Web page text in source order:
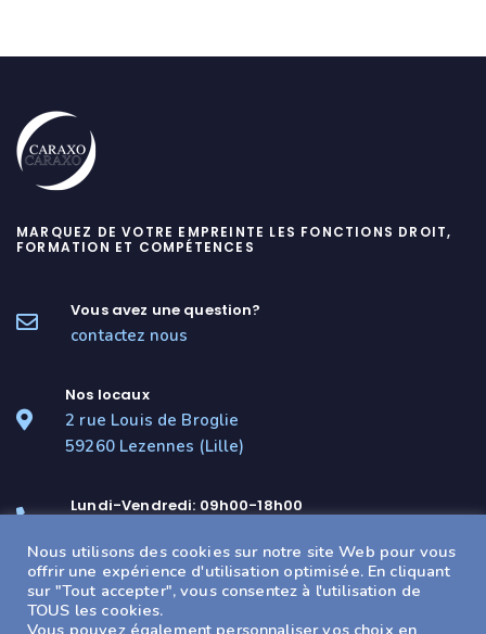
MARQUEZ DE VOTRE EMPREINTE LES FONCTIONS DROIT,
FORMATION ET COMPÉTENCES
Vous avez une question?
contactez nous
Nos locaux
2 rue Louis de Broglie
59260 Lezennes (Lille)
Lundi-Vendredi: 09h00-18h00
Besoin d'un local professionnel ?
CAP CARAXO
Nous utilisons des cookies sur notre site Web pour vous
offrir une expérience d'utilisation optimisée. En cliquant
sur "Tout accepter", vous consentez à l'utilisation de
TOUS les cookies.
Vous pouvez également personnaliser vos choix en